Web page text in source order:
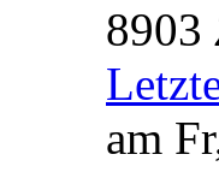
8903
am